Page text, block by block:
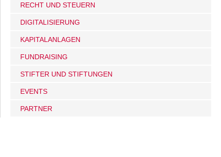
RECHT UND STEUERN
DIGITALISIERUNG
KAPITALANLAGEN
FUNDRAISING
STIFTER UND STIFTUNGEN
EVENTS
PARTNER